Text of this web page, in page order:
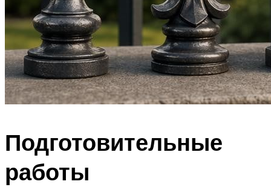
Подготовительные
работы